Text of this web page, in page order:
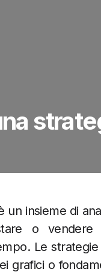
un insieme di
o
Le
grafici o